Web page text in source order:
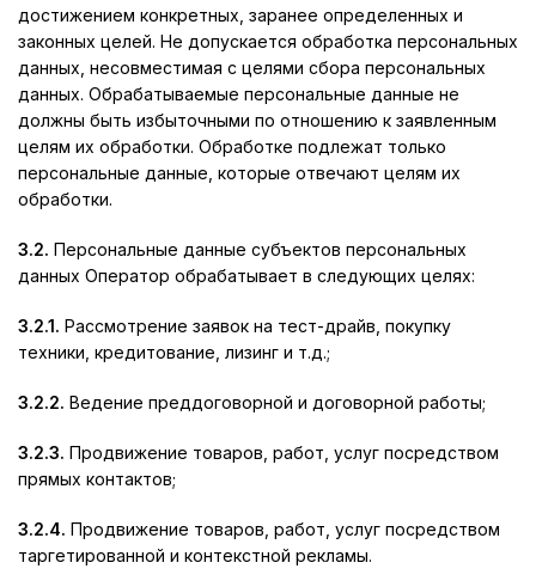
достижением конкретных, заранее определенных и
законных целей. Не допускается обработка персональных
данных, несовместимая с целями сбора персональных
данных. Обрабатываемые персональные данные не
должны быть избыточными по отношению к заявленным
целям их обработки. Обработке подлежат только
персональные данные, которые отвечают целям их
обработки.
3.2. Персональные данные субъектов персональных
данных Оператор обрабатывает в следующих целях:
3.2.1. Рассмотрение заявок на тест-драйв, покупку
техники, кредитование, лизинг и т.д.;
3.2.2. Ведение преддоговорной и договорной работы;
3.2.3. Продвижение товаров, работ, услуг посредством
прямых контактов;
3.2.4. Продвижение товаров, работ, услуг посредством
таргетированной и контекстной рекламы.